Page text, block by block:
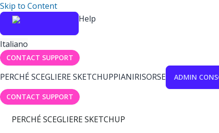
Skip to Content
Help
Italiano
CONTACT SUPPORT
PERCHÉ SCEGLIERE SKETCHUPPIANIRISORSE ADMIN
CONTACT SUPPORT
PERCHÉ SCEGLIERE SKETCHUP